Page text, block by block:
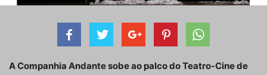
A Companhia Andante sobe ao palco do Teatro-Cine de